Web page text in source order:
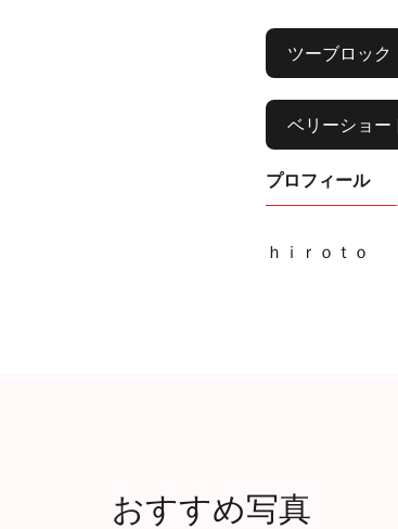
ツーブロック
ベリーショー
プロフィール
ｈｉｒｏｔｏ
おすすめ写真